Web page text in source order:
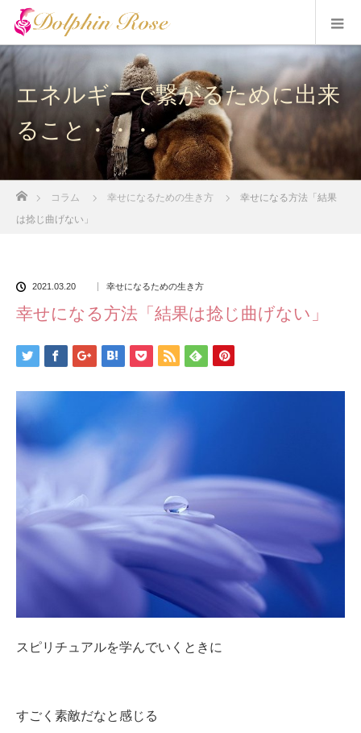
エネルギーで繋がるために出来
ること・・・
コラム 幸せになるための生き方
幸せになる方法「結果
は捻じ曲げない」
2021.03.20 幸せになるための生き方
幸せになる方法「結果は捻じ曲げない」
スピリチュアルを学んでいくときに
すごく素敵だなと感じる